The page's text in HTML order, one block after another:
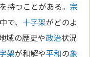
持つことがある。 宗
で、 十字架がどのよ
域の歴史や政治状況
架が和解や平和の象